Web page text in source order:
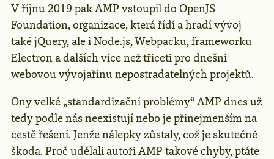
V říjnu 2019 pak AMP vstoupil do OpenJS
Foundation, organizace, která řídí a hradí vývoj
také jQuery, ale i Node.js, Webpacku, frameworku
Electron a dalších více než třiceti pro dnešní
webovou vývojařinu nepostradatelných projektů.
Ony velké „standardizační problémy“ AMP dnes už
tedy podle nás neexistují nebo je přinejmenším na
cestě řešení. Jenže nálepky zůstaly, což je skutečně
škoda. Proč udělali autoři AMP takové chyby, ptáte